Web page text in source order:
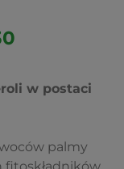
w postaci
palmy